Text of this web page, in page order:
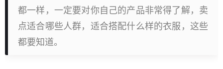
都一样，一定要对你自己的产品非常得了解，卖
点适合哪些人群，适合搭配什么样的衣服，这些
都要知道。